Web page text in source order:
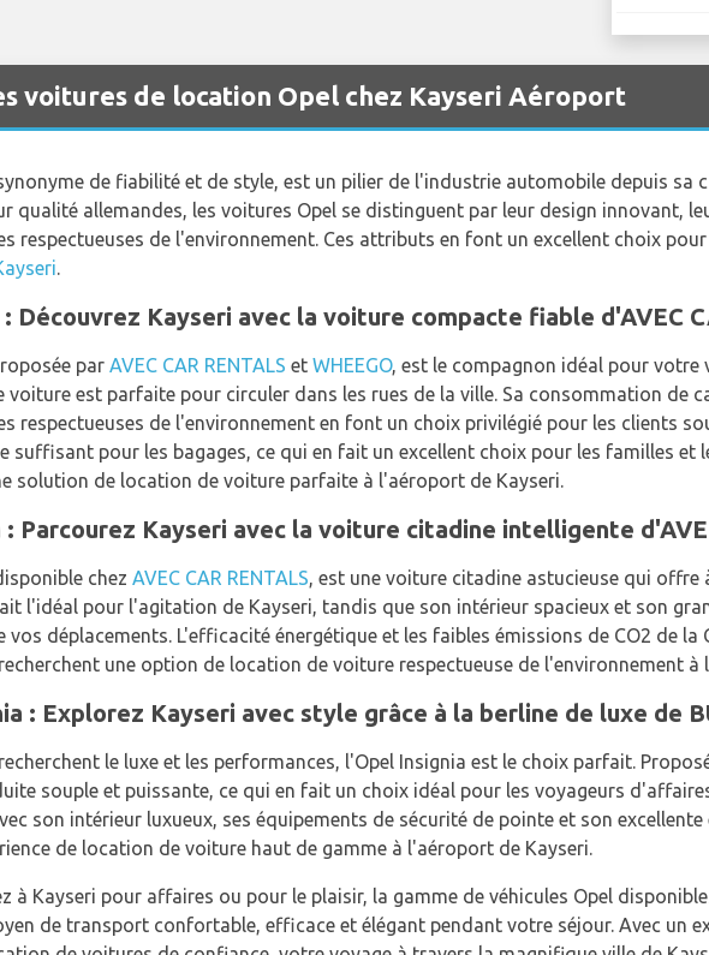
voitures de location Opel chez Kayseri Aéroport
de fiabilité et de style, est un pilier de l'industrie automobile depuis sa
qualité allemandes, les voitures Opel se distinguent par leur design innovant,
respectueuses de l'environnement. Ces attributs en font un excellent choix
.
Découvrez Kayseri avec la voiture compacte fiable d'AVEC
par AVEC CAR RENTALS et WHEEGO, est le compagnon idéal pour votre
voiture est parfaite pour circuler dans les rues de la ville. Sa consommation de
respectueuses de l'environnement en font un choix privilégié pour les clients
suffisant pour les bagages, ce qui en fait un excellent choix pour les familles et
solution de location de voiture parfaite à l'aéroport de Kayseri.
: Parcourez Kayseri avec la voiture citadine intelligente
chez AVEC CAR RENTALS, est une voiture citadine astucieuse qui
l'idéal pour l'agitation de Kayseri, tandis que son intérieur spacieux et son
déplacements. L'efficacité énergétique et les faibles émissions de CO2 de
une option de location de voiture respectueuse de l'environnement à
: Explorez Kayseri avec style grâce à la berline de luxe de
le luxe et les performances, l'Opel Insignia est le choix parfait.
souple et puissante, ce qui en fait un choix idéal pour les voyageurs
son intérieur luxueux, ses équipements de sécurité de pointe et son
de location de voiture haut de gamme à l'aéroport de Kayseri.
à Kayseri pour affaires ou pour le plaisir, la gamme de véhicules Opel
de transport confortable, efficace et élégant pendant votre séjour. Avec un